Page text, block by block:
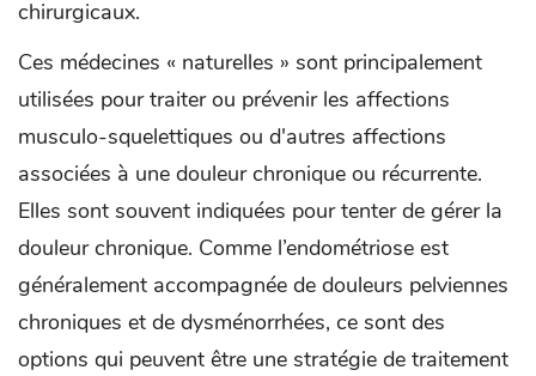
chirurgicaux.
Ces médecines « naturelles » sont principalement
utilisées pour traiter ou prévenir les affections
musculo-squelettiques ou d'autres affections
associées à une douleur chronique ou récurrente.
Elles sont souvent indiquées pour tenter de gérer la
douleur chronique. Comme l’endométriose est
généralement accompagnée de douleurs pelviennes
chroniques et de dysménorrhées, ce sont des
options qui peuvent être une stratégie de traitement